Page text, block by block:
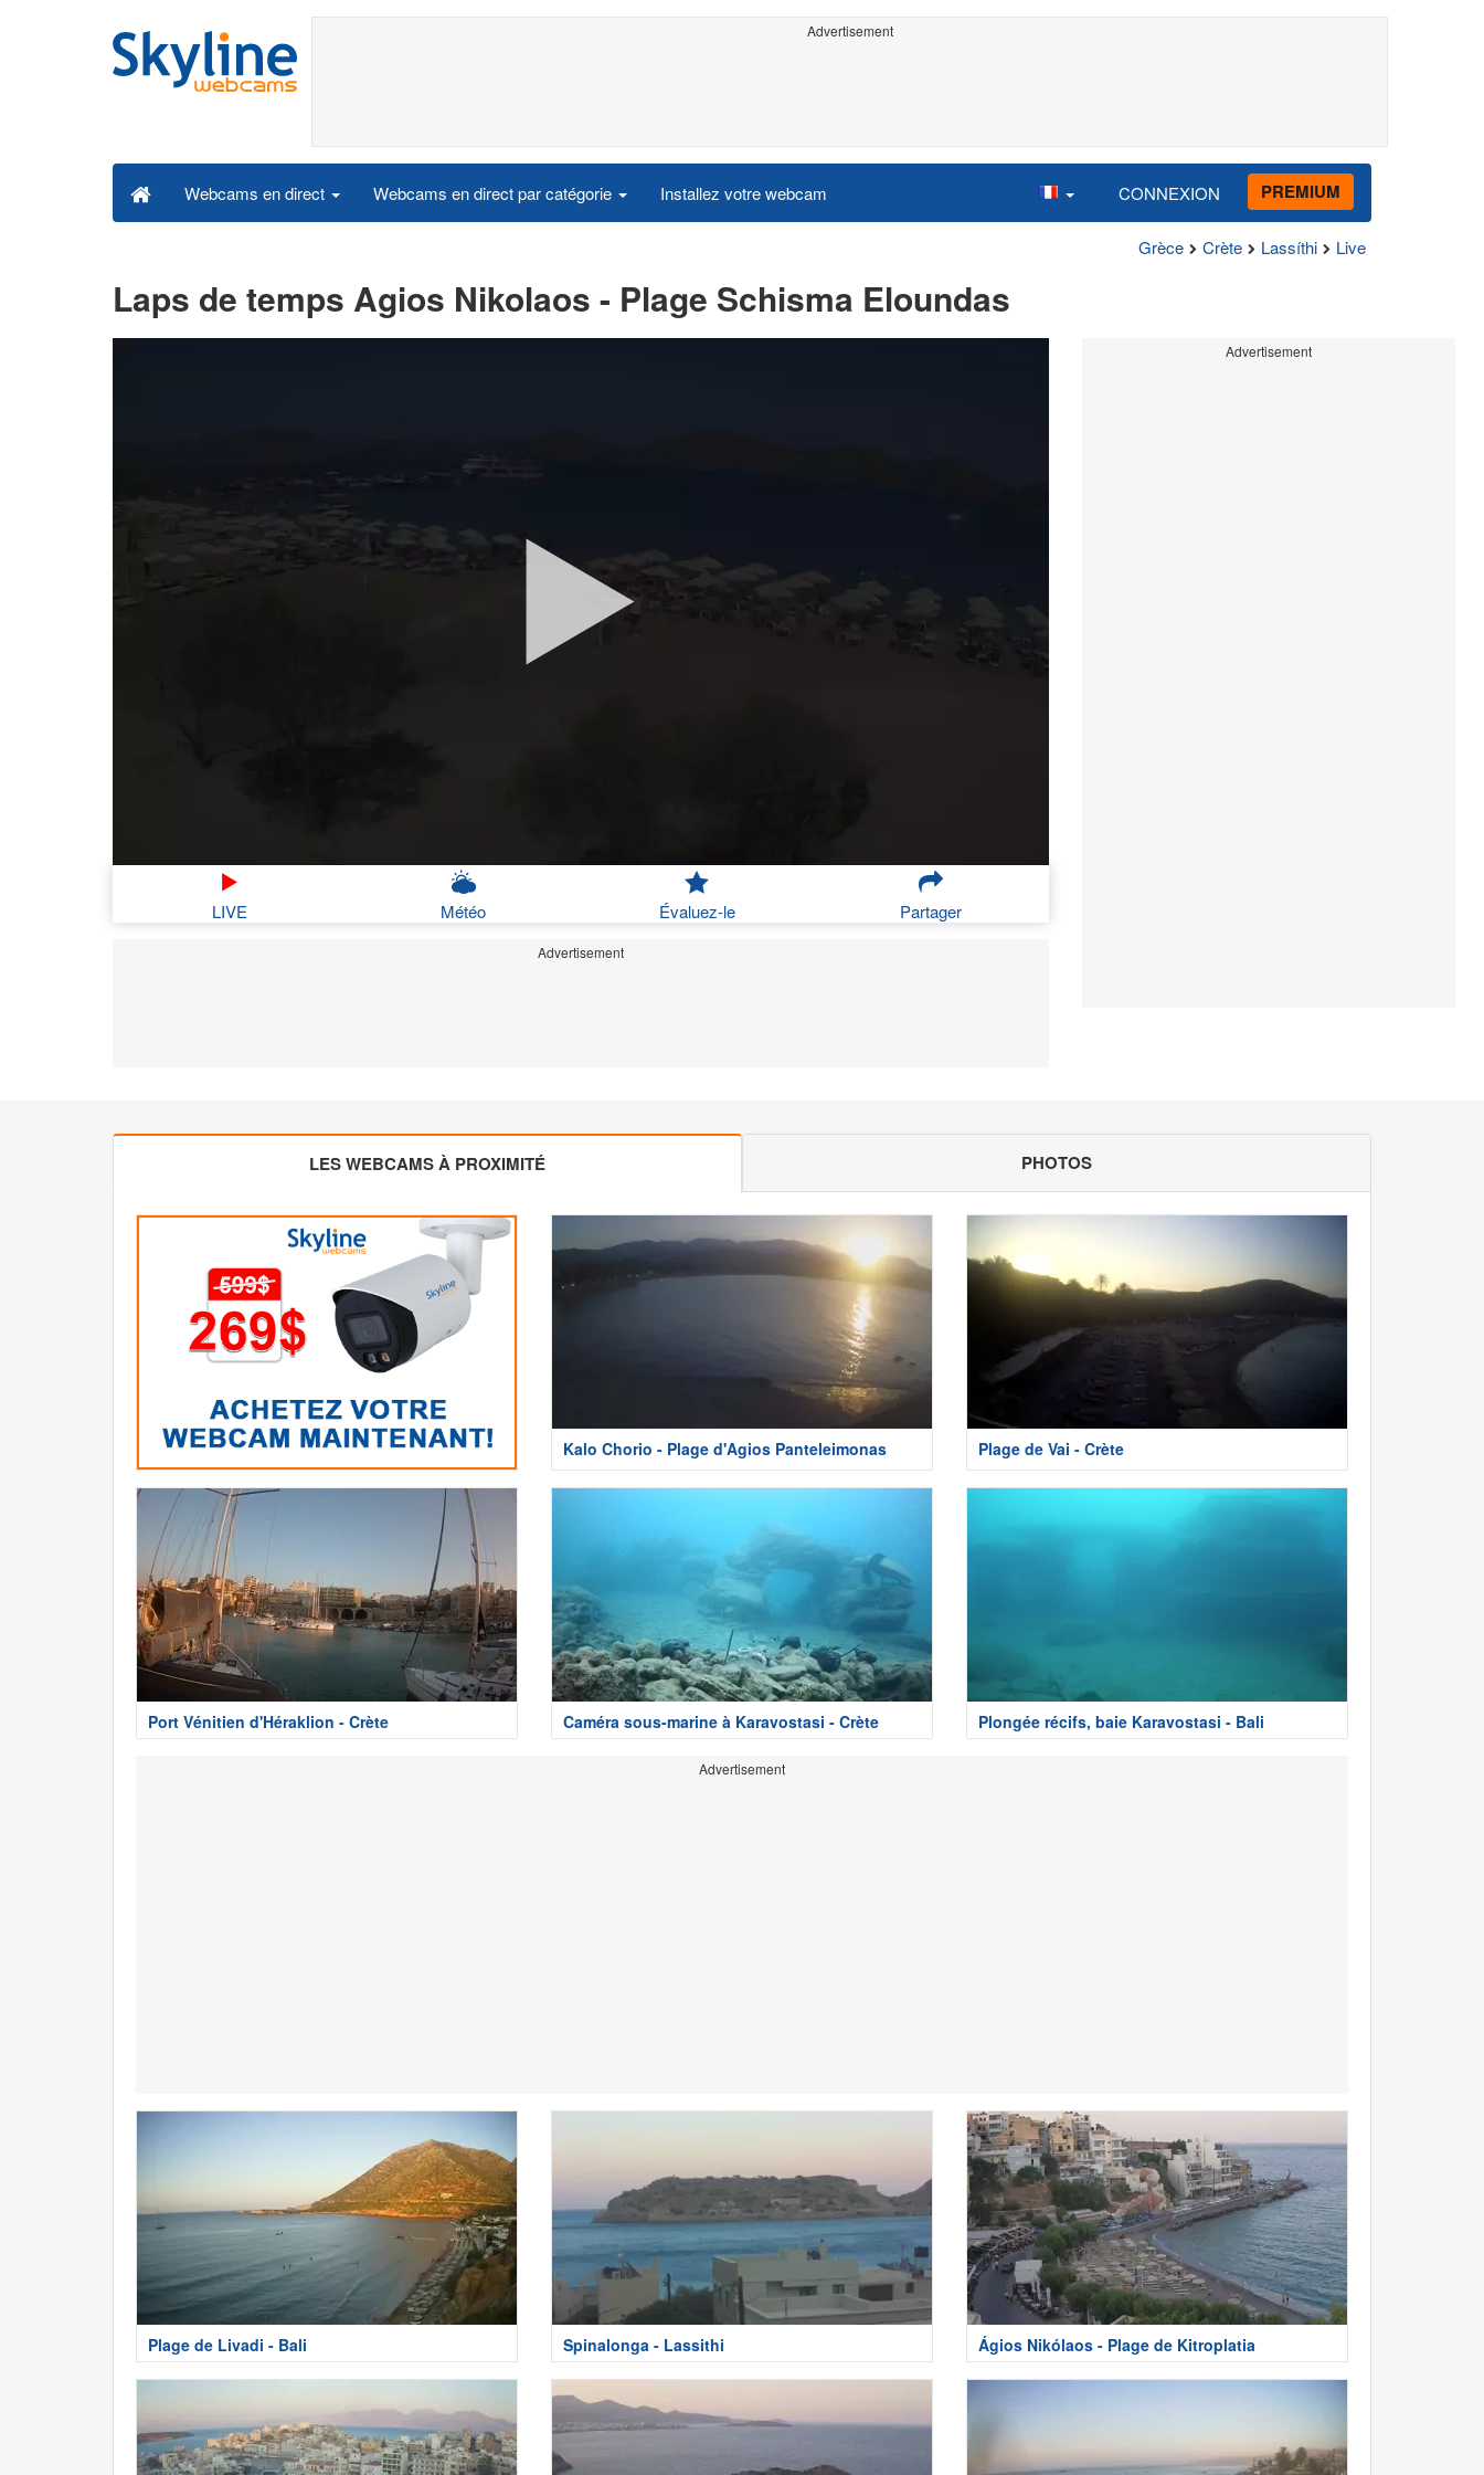
Advertisement
Webcams en direct Webcams en direct par catégorie Installez votre webcam CONNEXION PREMIUM
Grèce Crète Lassíthi Live
Laps de temps Agios Nikolaos - Plage Schisma Eloundas
LIVE Météo Évaluez-le Partager
Advertisement
Advertisement
LES WEBCAMS À PROXIMITÉ PHOTOS
Kalo Chorio - Plage d'Agios Panteleimonas Plage de Vai - Crète
Port Vénitien d'Héraklion - Crète Caméra sous-marine à Karavostasi - Crète Plongée récifs, baie Karavostasi - Bali
Advertisement
Plage de Livadi - Bali Spinalonga - Lassithi Ágios Nikólaos - Plage de Kitroplatia